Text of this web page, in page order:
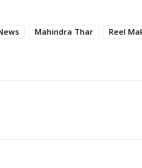
Mahindra Thar Reel